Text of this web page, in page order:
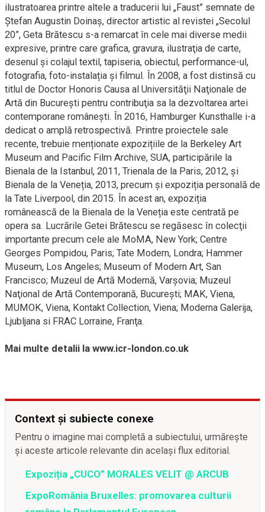
ilustratoarea printre altele a traducerii lui „Faust” semnate de
Ştefan Augustin Doinaş, director artistic al revistei „Secolul
20”, Geta Brătescu s-a remarcat în cele mai diverse medii
expresive, printre care grafica, gravura, ilustraţia de carte,
desenul şi colajul textil, tapiseria, obiectul, performance-ul,
fotografia, foto-instalația şi filmul. În 2008, a fost distinsă cu
titlul de Doctor Honoris Causa al Universităţii Naţionale de
Artă din Bucureşti pentru contribuţia sa la dezvoltarea artei
contemporane româneşti. În 2016, Hamburger Kunsthalle i-a
dedicat o amplă retrospectivă. Printre proiectele sale
recente, trebuie menționate expozițiile de la Berkeley Art
Museum and Pacific Film Archive, SUA, participările la
Bienala de la Istanbul, 2011, Trienala de la Paris, 2012, și
Bienala de la Veneția, 2013, precum și expoziția personală de
la Tate Liverpool, din 2015. În acest an, expoziția
românească de la Bienala de la Veneția este centrată pe
opera sa. Lucrările Getei Brătescu se regăsesc în colecţii
importante precum cele ale MoMA, New York; Centre
Georges Pompidou, Paris; Tate Modern, Londra; Hammer
Museum, Los Angeles; Museum of Modern Art, San
Francisco; Muzeul de Artă Modernă, Varşovia; Muzeul
Naţional de Artă Contemporană, Bucureşti; MAK, Viena,
MUMOK, Viena, Kontakt Collection, Viena; Moderna Galerija,
Ljubljana si FRAC Lorraine, Franţa.
Mai multe detalii la www.icr-london.co.uk
Context și subiecte conexe
Pentru o imagine mai completă a subiectului, urmărește
și aceste articole relevante din același flux editorial.
Expoziția „CUCO” MORALES VELIT @ ARCUB
ExpoRomânia Bruxelles: promovarea culturii